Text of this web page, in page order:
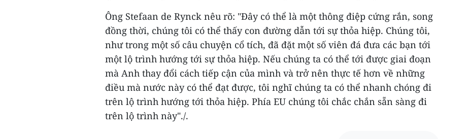
Ông Stefaan de Rynck nêu rõ: "Đây có thể là một thông điệp cứng rắn, song
đồng thời, chúng tôi có thể thấy con đường dẫn tới sự thỏa hiệp. Chúng tôi,
như trong một số câu chuyện cổ tích, đã đặt một số viên đá đưa các bạn tới
một lộ trình hướng tới sự thỏa hiệp. Nếu chúng ta có thể tới được giai đoạn
mà Anh thay đổi cách tiếp cận của mình và trở nên thực tế hơn về những
điều mà nước này có thể đạt được, tôi nghĩ chúng ta có thể nhanh chóng đi
trên lộ trình hướng tới thỏa hiệp. Phía EU chúng tôi chắc chắn sẵn sàng đi
trên lộ trình này"./.